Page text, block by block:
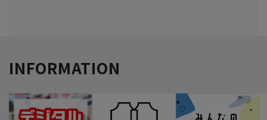
INFORMATION